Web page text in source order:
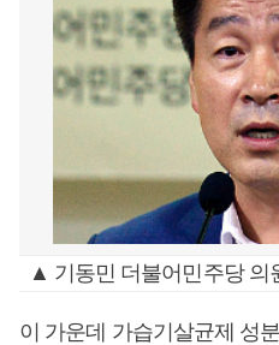
▲ 기동민 더불어민주당 의
이 가운데 가습기살균제 성